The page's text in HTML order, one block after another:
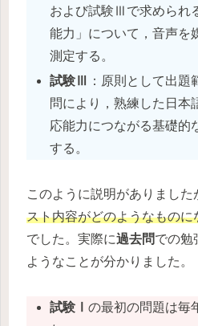
および試験Ⅲで求められ
能力」について，音声を
測定する。
試験Ⅲ
：原則として出題
問により，熟練した日本
応能力につながる基礎的
する。
このように説明がありまし
スト内容がどのようなものに
でした。実際に過去問での勉
ようなことが分かりました。
試験Ⅰの最初の問題は毎